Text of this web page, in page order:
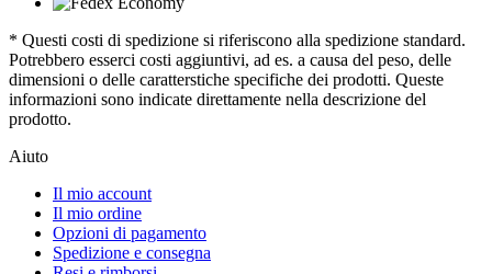
* Questi costi di spedizione si riferiscono alla spedizione standard.
Potrebbero esserci costi aggiuntivi, ad es. a causa del peso, delle
dimensioni o delle caratterstiche specifiche dei prodotti. Queste
informazioni sono indicate direttamente nella descrizione del
prodotto.
Aiuto
Il mio account
Il mio ordine
Opzioni di pagamento
Spedizione e consegna